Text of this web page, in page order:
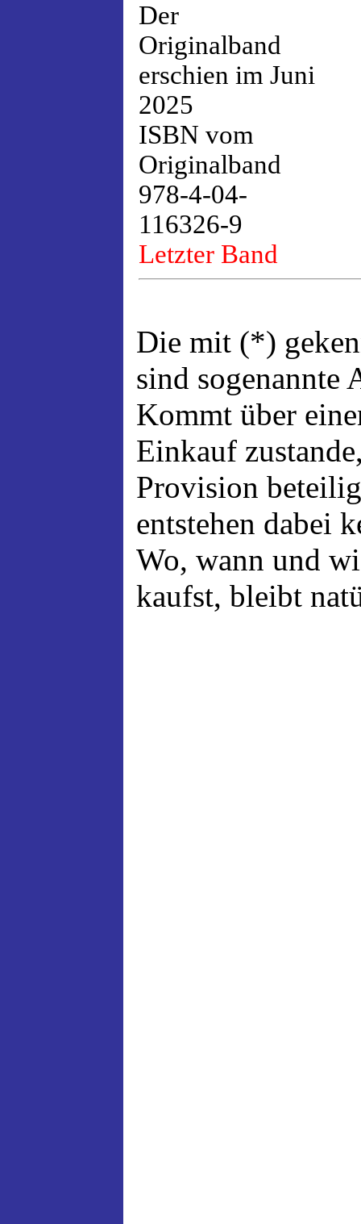
Der
Originalband
erschien im Juni
2025
ISBN vom
Originalband
978-4-04-
116326-9
Letzter Band
Die mit (*)
sind
Kommt über
Einkauf
Provision
entstehen dabei
Wo, wann und
kaufst, bleibt